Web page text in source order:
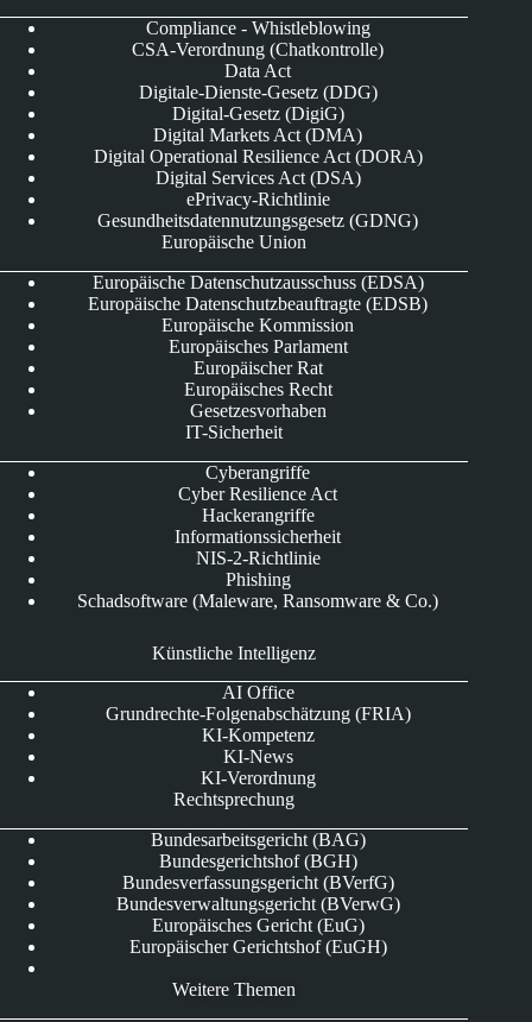
Compliance - Whistleblowing
CSA-Verordnung (Chatkontrolle)
Data Act
Digitale-Dienste-Gesetz (DDG)
Digital-Gesetz (DigiG)
Digital Markets Act (DMA)
Digital Operational Resilience Act (DORA)
Digital Services Act (DSA)
ePrivacy-Richtlinie
Gesundheitsdatennutzungsgesetz (GDNG)
Europäische Union
Europäische Datenschutzausschuss (EDSA)
Europäische Datenschutzbeauftragte (EDSB)
Europäische Kommission
Europäisches Parlament
Europäischer Rat
Europäisches Recht
Gesetzesvorhaben
IT-Sicherheit
Cyberangriffe
Cyber Resilience Act
Hackerangriffe
Informationssicherheit
NIS-2-Richtlinie
Phishing
Schadsoftware (Maleware, Ransomware & Co.)
Künstliche Intelligenz
AI Office
Grundrechte-Folgenabschätzung (FRIA)
KI-Kompetenz
KI-News
KI-Verordnung
Rechtsprechung
Bundesarbeitsgericht (BAG)
Bundesgerichtshof (BGH)
Bundesverfassungsgericht (BVerfG)
Bundesverwaltungsgericht (BVerwG)
Europäisches Gericht (EuG)
Europäischer Gerichtshof (EuGH)
Weitere Themen